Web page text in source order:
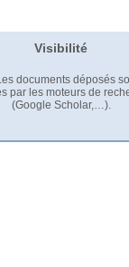
Visibilité
documents déposés
par les moteurs de
(Google Scholar,…).